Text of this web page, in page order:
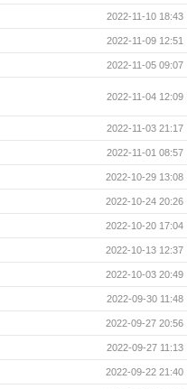
2022-11-10 18:43
2022-11-09 12:51
2022-11-05 09:07
2022-11-04 12:09
2022-11-03 21:17
2022-11-01 08:57
2022-10-29 13:08
2022-10-24 20:26
2022-10-20 17:04
2022-10-13 12:37
2022-10-03 20:49
2022-09-30 11:48
2022-09-27 20:56
2022-09-27 11:13
2022-09-22 21:40